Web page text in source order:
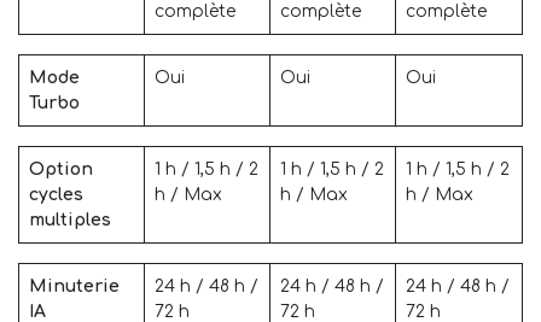
complète
complète
complète
Mode
Turbo
Oui Oui Oui
Option
cycles
multiples
1 h / 1,5 h / 2
h / Max
1 h / 1,5 h / 2
h / Max
1 h / 1,5 h / 2
h / Max
Minuterie
IA
24 h / 48 h /
72 h
24 h / 48 h /
72 h
24 h / 48 h /
72 h